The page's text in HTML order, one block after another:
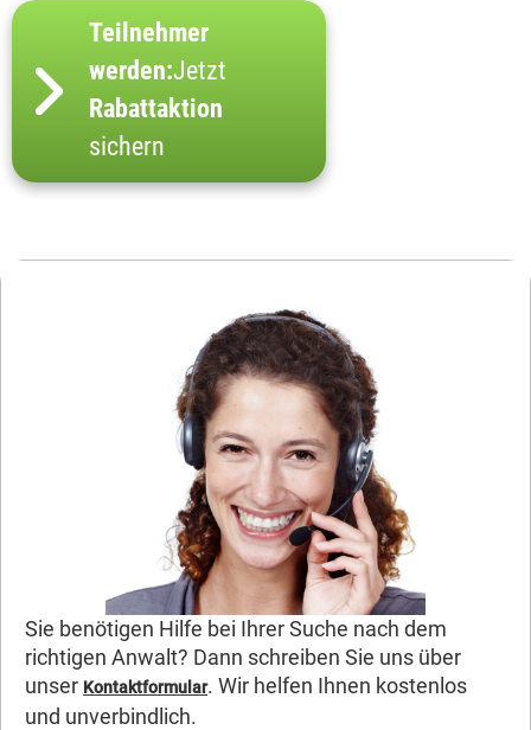
Teilnehmer
werden:Jetzt
Rabattaktion
sichern
Sie benötigen Hilfe bei Ihrer Suche nach dem
richtigen Anwalt? Dann schreiben Sie uns über
unser Kontaktformular. Wir helfen Ihnen kostenlos
und unverbindlich.